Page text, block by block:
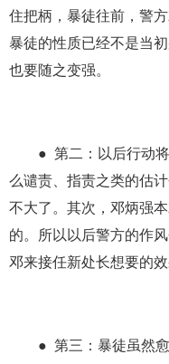
住把柄，暴徒往前，警
暴徒的性质已经不是当
也要随之变强。
● 第二：以后行动
么谴责、指责之类的估
不大了。其次，邓炳强
的。所以以后警方的作
邓来接任新处长想要的效
● 第三：暴徒虽然